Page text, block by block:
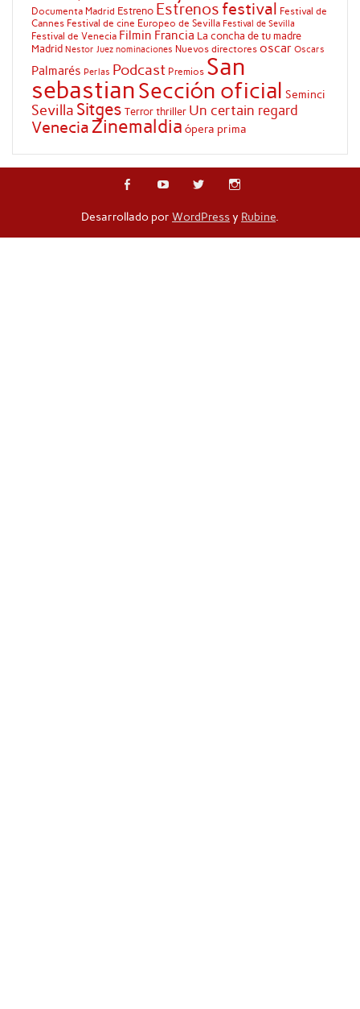
Documenta Madrid Estreno Estrenos festival Festival de
Cannes Festival de cine Europeo de Sevilla Festival de Sevilla
Festival de Venecia Filmin Francia La concha de tu madre
Madrid Nestor Juez nominaciones Nuevos directores oscar Oscars
Palmarés Perlas Podcast Premios San
sebastianSección oficial Seminci
Sevilla Sitges Terrorthriller Un certain regard
Venecia Zinemaldia ópera prima
Desarrollado por WordPressy Rubine